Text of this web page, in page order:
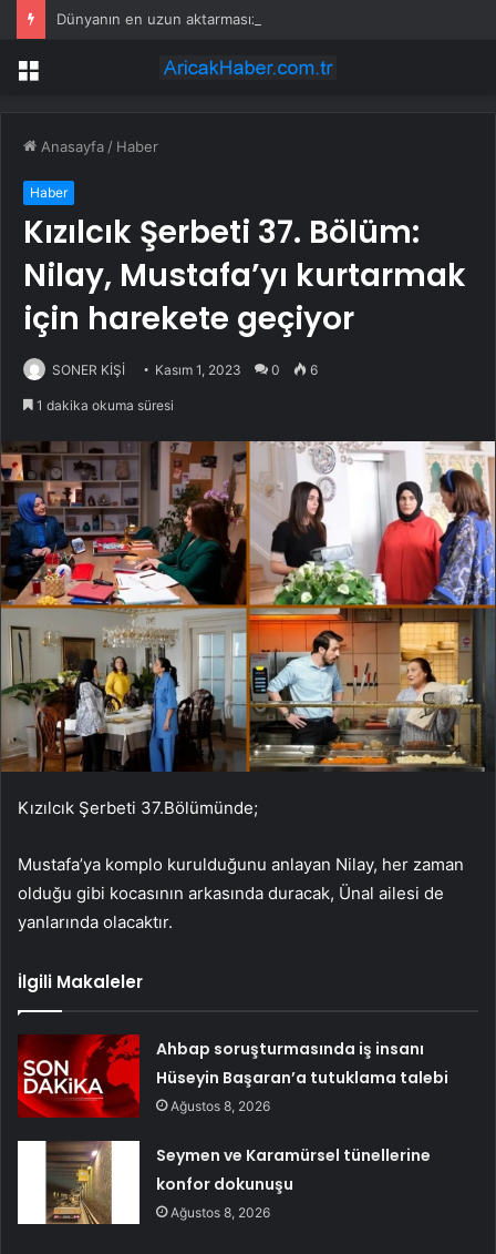
Menü
Anasayfa / Haber
Haber
Kızılcık Şerbeti 37. Bölüm:
Nilay, Mustafa’yı kurtarmak
için harekete geçiyor
SONER KİŞİ Kasım 1, 2023 0 6
1 dakika okuma süresi
Kızılcık Şerbeti 37.Bölümünde;
Mustafa’ya komplo kurulduğunu anlayan Nilay, her zaman
olduğu gibi kocasının arkasında duracak, Ünal ailesi de
yanlarında olacaktır.
İlgili Makaleler
Ahbap soruşturmasında iş insanı
Hüseyin Başaran’a tutuklama talebi
Ağustos 8, 2026
Seymen ve Karamürsel tünellerine
konfor dokunuşu
Ağustos 8, 2026